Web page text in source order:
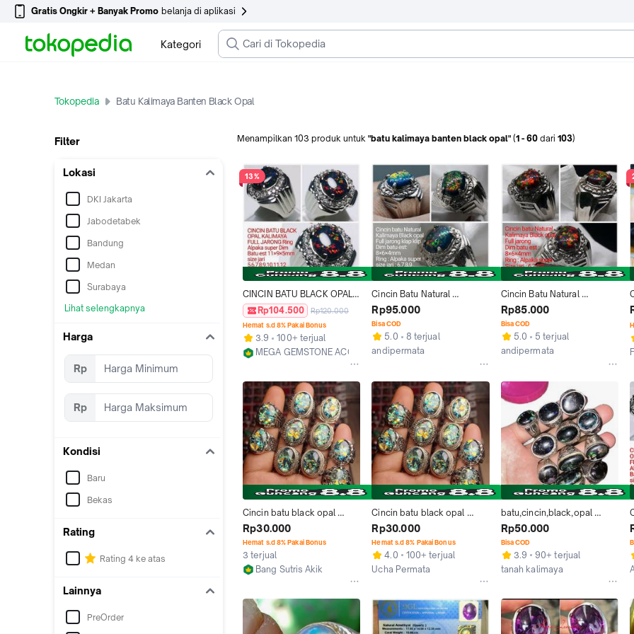
Gratis Ongkir + Banyak Promo belanja di aplikasi
Kategori
Tokopedia Batu Kalimaya Banten Black Opal
Filter
Lokasi
DKI Jakarta
Jabodetabek
Bandung
Medan
Surabaya
Lihat selengkapnya
Harga
Rp
Rp
Kondisi
Baru
Bekas
Rating
Rating 4 ke atas
Lainnya
PreOrder
Menampilkan 103 produk untuk "batu kalimaya banten black opal" (1 -60 dari 103)
13%
CINCIN BATU BLACK OPAL
KALIMAYA BANTEN  FULL
JARONG MEWAH
Rp104.500 Rp120.000
Hemat s.d 8% Pakai Bonus
3.9
100+ terjual
MEGA GEMSTONE ACCECORIES
Cincin Batu Natural
Kalimaya Banten Black Opal
Full Jarong Dm 8×6
Rp95.000
Bisa COD
5.0
8 terjual
andipermata
Cincin Batu Natural
Kalimaya Banten Black Opal
Full Jarong Dm 8×6
Rp85.000
Bisa COD
5.0
5 terjual
andipermata
Cincin batu black opal
kalimaya banten sempur RS
full jarong pelangi
Rp30.000
Hemat s.d 8% Pakai Bonus
3 terjual
Bang Sutris Akik
Cincin batu black opal
kalimaya banten sempur RS
full jarong pelangi
Rp30.000
Hemat s.d 8% Pakai Bonus
4.0
100+ terjual
Ucha Permata
batu,cincin,black,opal
kalimaya banten
Rp50.000
Bisa COD
3.9
90+ terjual
tanah kalimaya